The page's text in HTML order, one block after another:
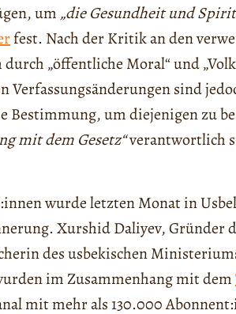
um„die Gesundheit und
fest. Nach der Kritik an den
„öffentliche Moral“ und
Verfassungsänderungen sind
Bestimmung, um diejenigen zu
mit dem Gesetz“verantwortlich
wurde letzten Monat in
Xurshid Daliyev, Gründer
des usbekischen
im Zusammenhang mit dem
mit mehr als 130.000